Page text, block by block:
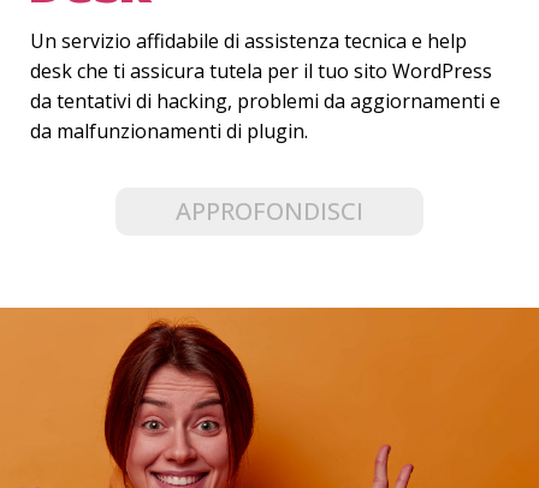
Un servizio affidabile di assistenza tecnica e help
desk che ti assicura tutela per il tuo sito WordPress
da tentativi di hacking, problemi da aggiornamenti e
da malfunzionamenti di plugin.
APPROFONDISCI